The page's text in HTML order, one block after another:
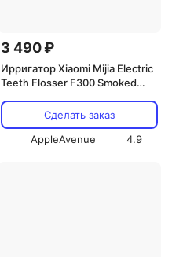
3 490 ₽
Ирригатор Xiaomi Mijia Electric
Teeth Flosser F300 Smoked
Сделать заказ
AppleAvenue
4.9